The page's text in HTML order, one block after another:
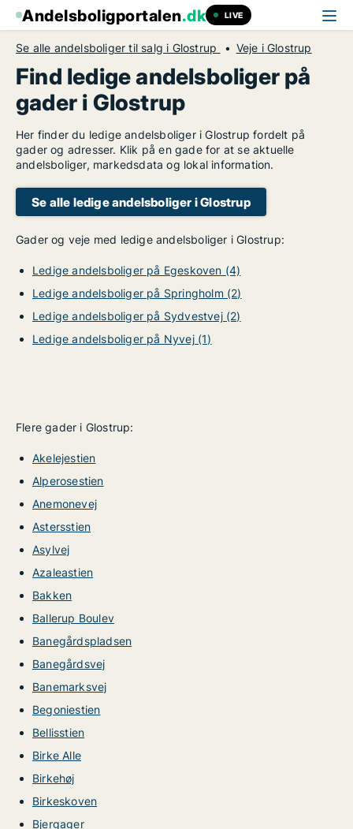
Andelsboligportalen.dk LIVE
Se alle andelsboliger til salg i Glostrup Veje i Glostrup
Find ledige andelsboliger på
gader i Glostrup
Her finder du ledige andelsboliger i Glostrup fordelt på
gader og adresser. Klik på en gade for at se aktuelle
andelsboliger, markedsdata og lokal information.
Se alle ledige andelsboliger i Glostrup
Gader og veje med ledige andelsboliger i Glostrup:
Ledige andelsboliger på Egeskoven (4)
Ledige andelsboliger på Springholm (2)
Ledige andelsboliger på Sydvestvej (2)
Ledige andelsboliger på Nyvej (1)
Flere gader i Glostrup:
Akelejestien
Alperosestien
Anemonevej
Astersstien
Asylvej
Azaleastien
Bakken
Ballerup Boulev
Banegårdspladsen
Banegårdsvej
Banemarksvej
Begoniestien
Bellisstien
Birke Alle
Birkehøj
Birkeskoven
Bjergager